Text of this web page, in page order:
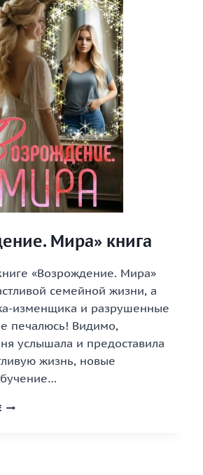
Мира» книга
«Возрождение. Мира»
семейной жизни, а
изменщика и разрушенные
печалюсь! Видимо,
услышала и предоставила
жизнь, новые
«ВОЗРОЖДЕНИЕ.